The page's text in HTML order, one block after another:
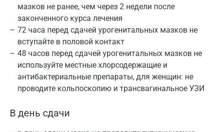
мазков не ранее, чем через 2 недели после
законченного курса лечения
72 часа перед сдачей урогенитальных мазков не
вступайте в половой контакт
48 часов перед сдачей урогенитальных мазков не
используйте местные хлорсодержащие и
антибактериальные препараты, для женщин: не
проводите кольпоскопию и трансвагинальное УЗИ
В день сдачи